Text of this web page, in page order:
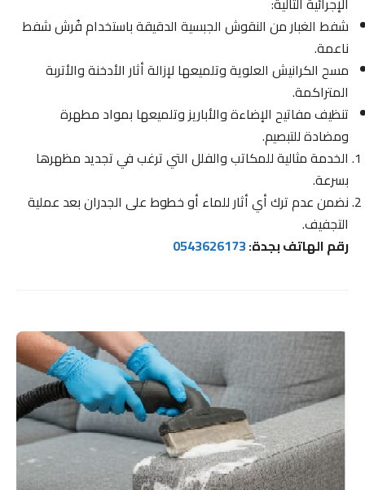
شفط الغبار من النقوش الجبسية الدقيقة باستخدام فُرش شفط
ناعمة.
مسح الكرانيش العلوية وتلميعها لإزالة أثار الأدخنة والأتربة
المتراكمة.
تنظيف مفاتيح الإضاءة والأباريز وتلميعها بمواد مطهرة
ومضادة للتبصيم.
الخدمة مثالية للمكاتب والفلل التي ترغب في تجديد مظهرها
بسرعة.
نضمن عدم ترك أي أثار للماء أو خطوط على الجدران بعد عملية
التجفيف.
رقم الهاتف بجدة:0543626173